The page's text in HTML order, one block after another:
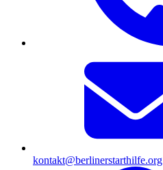
kontakt@berlinerstarthilfe.org